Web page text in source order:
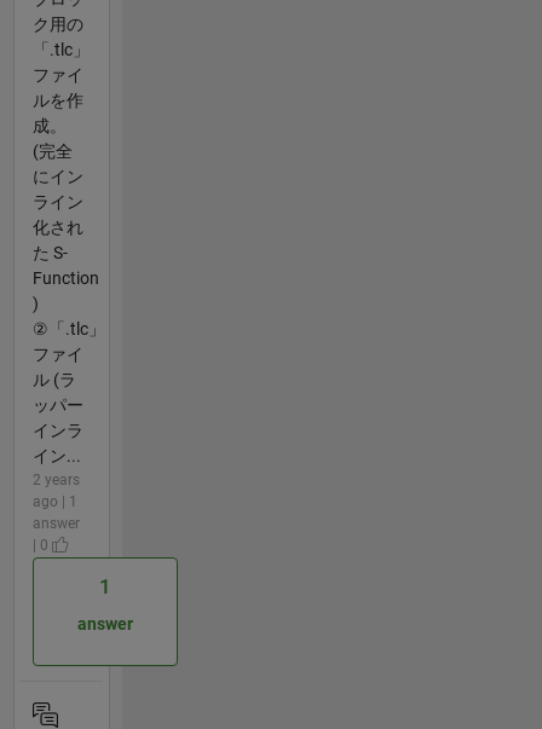
ク用の
「.tlc」
ファイ
ルを作
成。
(完全
にイン
ライン
化され
た S-
Function
)
②「.tlc」
ファイ
ル (ラ
ッパー
インラ
イン...
2 years
ago | 1
answer
| 0
1
answer